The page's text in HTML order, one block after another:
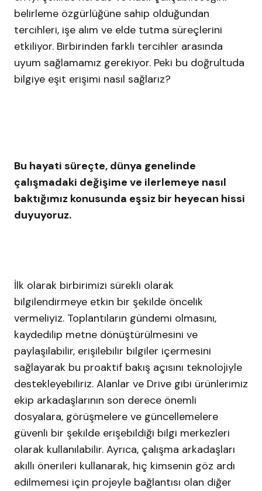
belirleme özgürlüğüne sahip olduğundan
tercihleri, işe alım ve elde tutma süreçlerini
etkiliyor. Birbirinden farklı tercihler arasında
uyum sağlamamız gerekiyor. Peki bu doğrultuda
bilgiye eşit erişimi nasıl sağlarız?
Bu hayati süreçte, dünya genelinde
çalışmadaki değişime ve ilerlemeye nasıl
baktığımız konusunda eşsiz bir heyecan hissi
duyuyoruz.
İlk olarak birbirimizi sürekli olarak
bilgilendirmeye etkin bir şekilde öncelik
vermeliyiz. Toplantıların gündemi olmasını,
kaydedilip metne dönüştürülmesini ve
paylaşılabilir, erişilebilir bilgiler içermesini
sağlayarak bu proaktif bakış açısını teknolojiyle
destekleyebiliriz. Alanlar ve Drive gibi ürünlerimiz
ekip arkadaşlarının son derece önemli
dosyalara, görüşmelere ve güncellemelere
güvenli bir şekilde erişebildiği bilgi merkezleri
olarak kullanılabilir. Ayrıca, çalışma arkadaşları
akıllı önerileri kullanarak, hiç kimsenin göz ardı
edilmemesi için projeyle bağlantısı olan diğer